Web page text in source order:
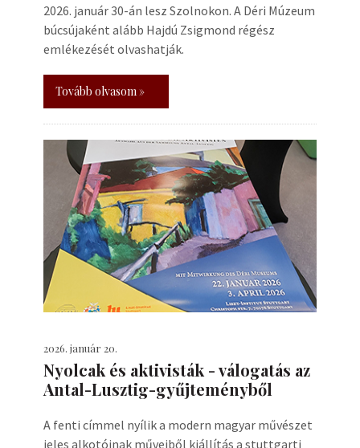
2026. január 30-án lesz Szolnokon. A Déri Múzeum
búcsújaként alább Hajdú Zsigmond régész
emlékezését olvashatják.
Tovább olvasom »
2026. január 20.
Nyolcak és aktivisták - válogatás az
Antal-Lusztig-gyűjteményből
A fenti címmel nyílik a modern magyar művészet
jeles alkotóinak műveiből kiállítás a stuttgarti